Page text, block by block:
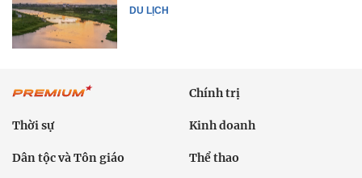
DU LỊCH
Chính trị
Thời sự Kinh doanh
Dân tộc và Tôn giáo Thể thao